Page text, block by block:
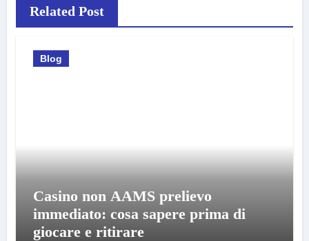
Related Post
Blog
Casino non AAMS prelievo
immediato: cosa sapere prima di
giocare e ritirare